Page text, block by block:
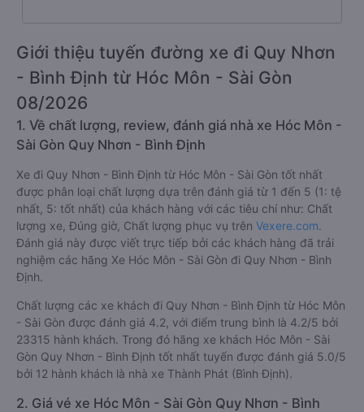
Giới thiệu tuyến đường xe đi Quy Nhơn
- Bình Định từ Hóc Môn - Sài Gòn
08/2026
1. Về chất lượng, review, đánh giá nhà xe Hóc Môn -
Sài Gòn Quy Nhơn - Bình Định
Xe đi Quy Nhơn - Bình Định từ Hóc Môn - Sài Gòn tốt nhất
được phân loại chất lượng dựa trên đánh giá từ 1 đến 5 (1: tệ
nhất, 5: tốt nhất) của khách hàng với các tiêu chí như: Chất
lượng xe, Đúng giờ, Chất lượng phục vụ trên Vexere.com.
Đánh giá này được viết trực tiếp bởi các khách hàng đã trải
nghiệm các hãng Xe Hóc Môn - Sài Gòn đi Quy Nhơn - Bình
Định.
Chất lượng các xe khách đi Quy Nhơn - Bình Định từ Hóc Môn
- Sài Gòn được đánh giá 4.2, với điểm trung bình là 4.2/5 bởi
23315 hành khách. Trong đó hãng xe khách Hóc Môn - Sài
Gòn Quy Nhơn - Bình Định tốt nhất tuyến được đánh giá 5.0/5
bởi 12 hành khách là nhà xe Thành Phát (Bình Định).
2. Giá vé xe Hóc Môn - Sài Gòn Quy Nhơn - Bình